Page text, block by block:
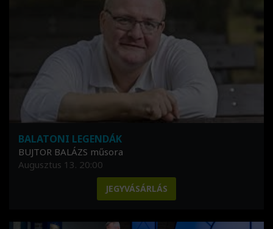
BALATONI LEGENDÁK
BUJTOR BALÁZS műsora
Augusztus 13. 20:00
JEGYVÁSÁRLÁS